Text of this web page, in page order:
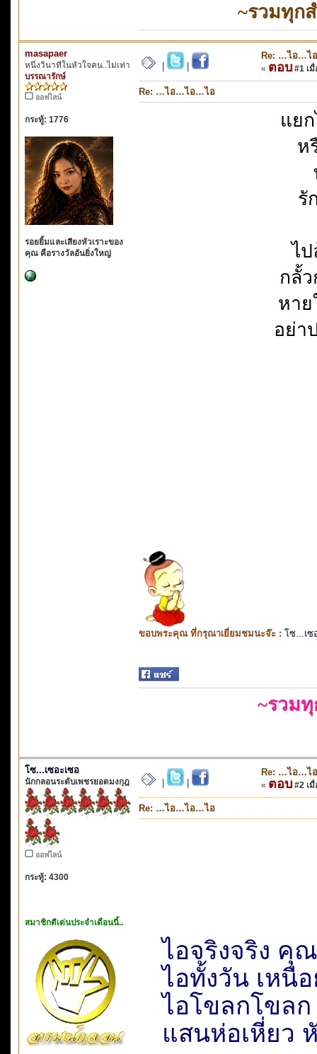
~รวมทุก
masapaer
หนึ่งวินาทีในหัวใจคน..ไม่เท่า
บรรณารักษ์
ออฟไลน์
กระทู้: 1776
รอยยิ้มและเสียงหัวเราะของ
คุณ คือรางวัลอันยิ่งใหญ่
Re: …ไอ…ไ
« ตอบ #1 เมื่
Re: …ไอ…ไอ…ไอ
แย
ห
รั
ไ
กลั้ว
หา
อย่า
ขอบพระคุณ ที่กรุณาเยี่ยมชมนะจ๊ะ : โซ...เซ
~รวม
โซ...เซอะเซอ
นักกลอนระดับเพชรยอดมงกุฎ
ออฟไลน์
กระทู้: 4300
สมาชิกดีเด่นประจำเดือนนี้..
Re: …ไอ…ไ
« ตอบ #2 เมื่
Re: …ไอ…ไอ…ไอ
ไอจริงจริง
ไอทั้งวัน เหนื่
ไอโขลกโขล
แสนห่อเหี่ยว